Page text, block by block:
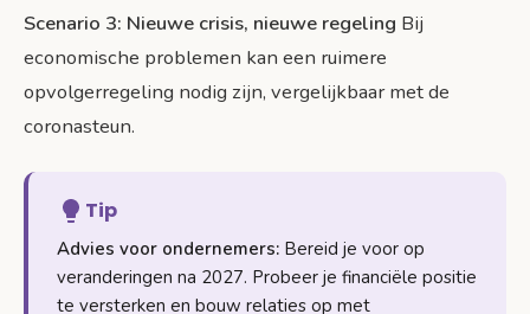
Scenario 3: Nieuwe crisis, nieuwe regeling Bij
economische problemen kan een ruimere
opvolgerregeling nodig zijn, vergelijkbaar met de
coronasteun.
Tip
Advies voor ondernemers: Bereid je voor op
veranderingen na 2027. Probeer je financiële positie
te versterken en bouw relaties op met